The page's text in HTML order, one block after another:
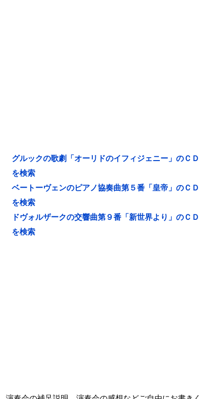
グルックの歌劇「オーリドのイフィジェニー」のＣＤ
を検索
ベートーヴェンのピアノ協奏曲第５番「皇帝」のＣＤ
を検索
ドヴォルザークの交響曲第９番「新世界より」のＣＤ
を検索